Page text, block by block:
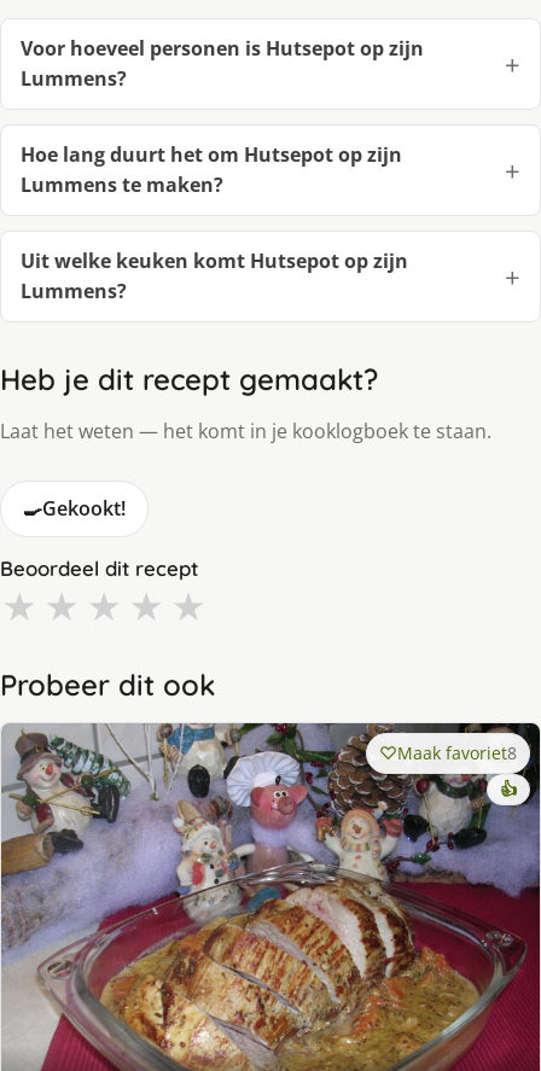
Voor hoeveel personen is Hutsepot op zijn
Lummens?
Hoe lang duurt het om Hutsepot op zijn
Lummens te maken?
Uit welke keuken komt Hutsepot op zijn
Lummens?
Heb je dit recept gemaakt?
Laat het weten — het komt in je kooklogboek te staan.
🍳Gekookt!
Beoordeel dit recept
★ ★ ★ ★ ★
Probeer dit ook
Maak favoriet8
👍